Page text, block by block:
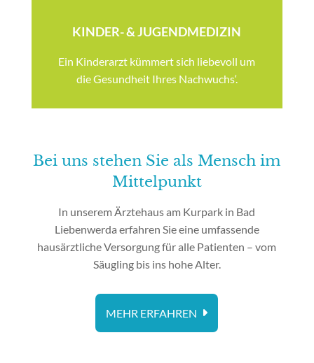
KINDER- & JUGENDMEDIZIN
Ein Kinderarzt kümmert sich liebevoll um
die Gesundheit Ihres Nachwuchs‘.
Bei uns stehen Sie als Mensch im
Mittelpunkt
In unserem Ärztehaus am Kurpark in Bad
Liebenwerda erfahren Sie eine umfassende
hausärztliche Versorgung für alle Patienten – vom
Säugling bis ins hohe Alter.
MEHR ERFAHREN